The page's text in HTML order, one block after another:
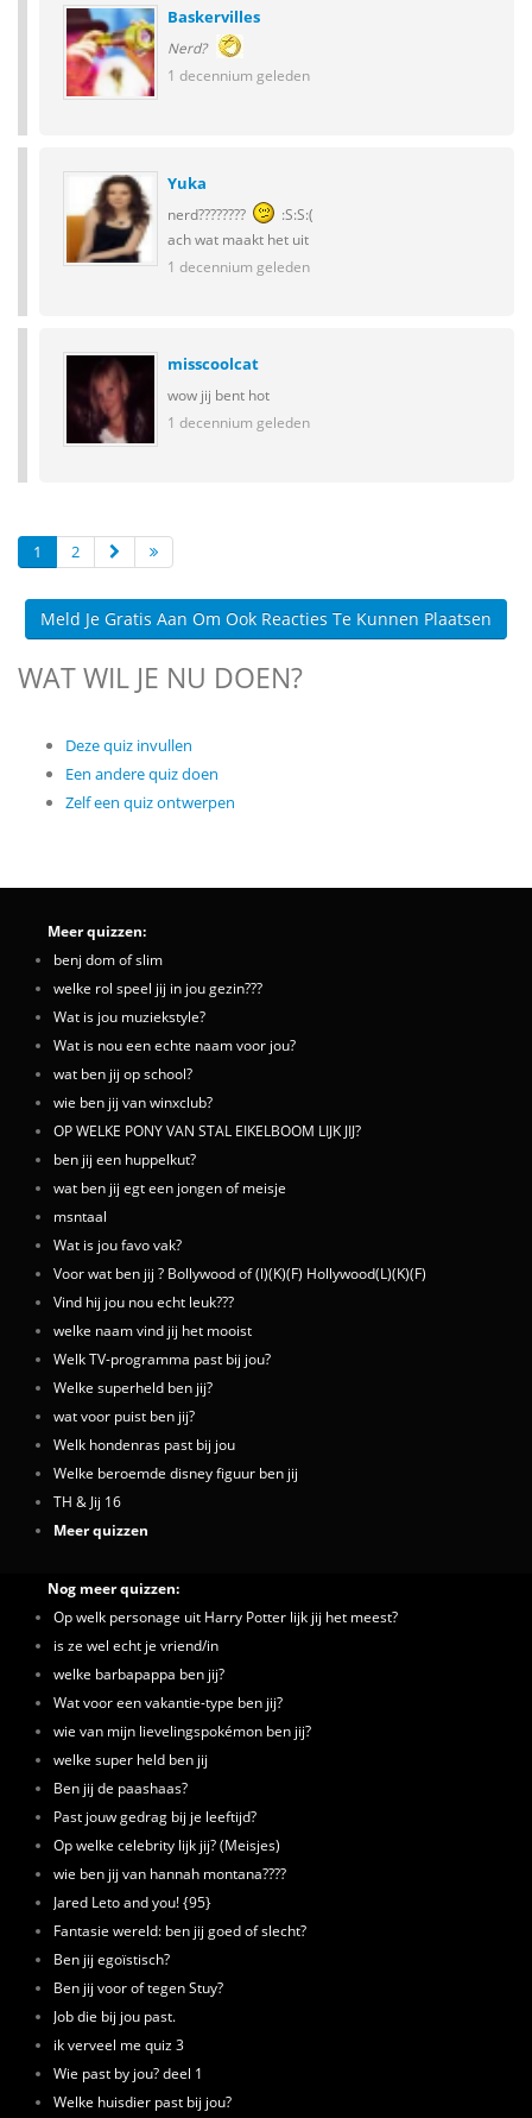
Baskervilles
Nerd?
1 decennium geleden
Yuka
nerd????????
:S:S:(
ach wat maakt het uit
1 decennium geleden
misscoolcat
wow jij bent hot
1 decennium geleden
1 2
Meld Je Gratis Aan Om Ook Reacties Te Kunnen Plaatsen
WAT WIL JE NU DOEN?
Deze quiz invullen
Een andere quiz doen
Zelf een quiz ontwerpen
Meer quizzen:
benj dom of slim
welke rol speel jij in jou gezin???
Wat is jou muziekstyle?
Wat is nou een echte naam voor jou?
wat ben jij op school?
wie ben jij van winxclub?
OP WELKE PONY VAN STAL EIKELBOOM LIJK JIJ?
ben jij een huppelkut?
wat ben jij egt een jongen of meisje
msntaal
Wat is jou favo vak?
Voor wat ben jij ? Bollywood of (l)(K)(F) Hollywood(L)(K)(F)
Vind hij jou nou echt leuk???
welke naam vind jij het mooist
Welk TV-programma past bij jou?
Welke superheld ben jij?
wat voor puist ben jij?
Welk hondenras past bij jou
Welke beroemde disney figuur ben jij
TH & Jij 16
Meer quizzen
Nog meer quizzen:
Op welk personage uit Harry Potter lijk jij het meest?
is ze wel echt je vriend/in
welke barbapappa ben jij?
Wat voor een vakantie-type ben jij?
wie van mijn lievelingspokémon ben jij?
welke super held ben jij
Ben jij de paashaas?
Past jouw gedrag bij je leeftijd?
Op welke celebrity lijk jij? (Meisjes)
wie ben jij van hannah montana????
Jared Leto and you! {95}
Fantasie wereld: ben jij goed of slecht?
Ben jij egoïstisch?
Ben jij voor of tegen Stuy?
Job die bij jou past.
ik verveel me quiz 3
Wie past by jou? deel 1
Welke huisdier past bij jou?